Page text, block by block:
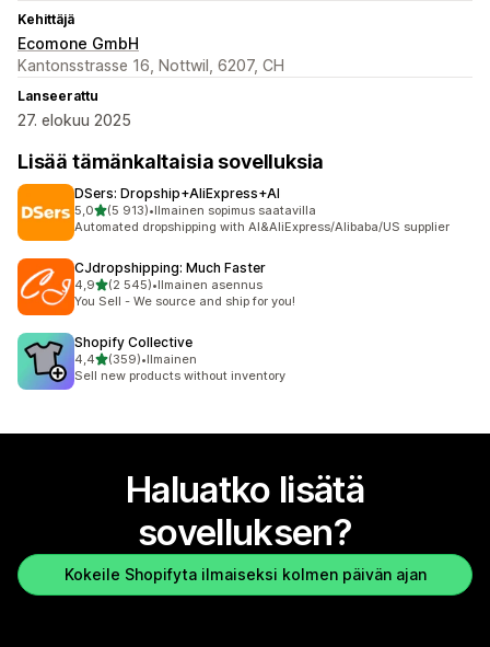
Kehittäjä
Ecomone GmbH
Kantonsstrasse 16, Nottwil, 6207, CH
Lanseerattu
27. elokuu 2025
Lisää tämänkaltaisia sovelluksia
DSers: Dropship+AliExpress+AI
5,0/ 5 tähteä
(5 913)
5913 arvostelua yhteensä
•Ilmainen sopimus saatavilla
Automated dropshipping with AI&AliExpress/Alibaba/US supplier
CJdropshipping: Much Faster
4,9/ 5 tähteä
(2 545)
2545 arvostelua yhteensä
•Ilmainen asennus
You Sell - We source and ship for you!
Shopify Collective
4,4/ 5 tähteä
(359)
359 arvostelua yhteensä
•Ilmainen
Sell new products without inventory
Haluatko lisätä
sovelluksen?
Kokeile Shopifyta ilmaiseksi kolmen päivän ajan